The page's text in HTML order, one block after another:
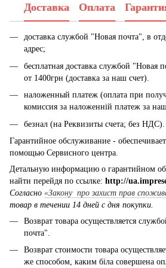
Доставка Оплата
доставка службой "Новая почта", в
адрес;
бесплатная доставка службой "Новая
от 1400грн (доставка за наш счет).
наложенный платеж (оплата при
комиссия за наложенній платеж за
безнал (на Реквизиты счета; без НДС).
Гарантийное обслуживание -
помощью Сервисного центра.
Детальную информацию о гарантийном
найти перейдя по ссылке: http://
Согласно «Закону про захист прав
товар в течении 14 дней с дня покупки.
Возврат товара осуществляется
почта".
Возврат стоимости товара
же способом, каким біла совершена